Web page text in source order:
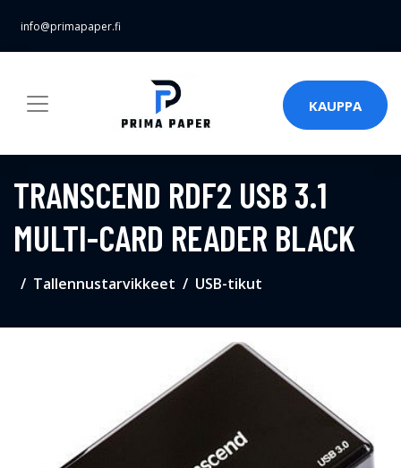
info@primapaper.fi
KAUPPA
TRANSCEND RDF2 USB 3.1
MULTI-CARD READER BLACK
Tallennustarvikkeet USB-tikut